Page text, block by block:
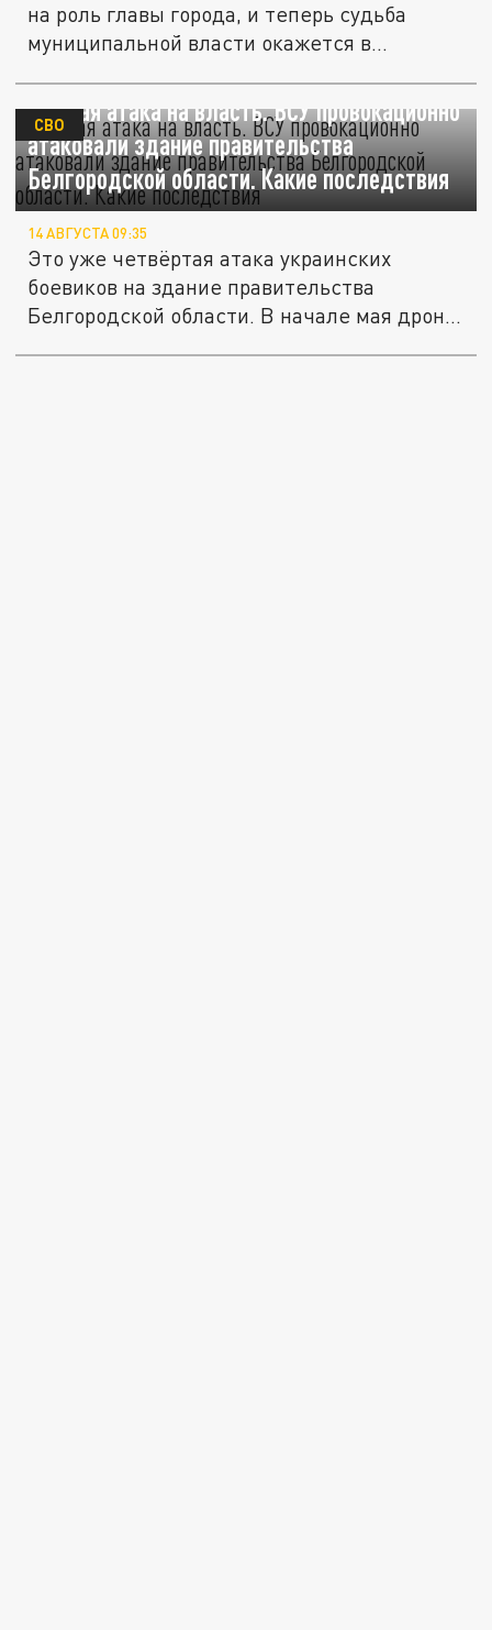
на роль главы города, и теперь судьба
муниципальной власти окажется в...
Подлая атака на власть. ВСУ провокационно
атаковали здание правительства
Белгородской области. Какие последствия
СВО
14 АВГУСТА 09:35
Это уже четвёртая атака украинских
боевиков на здание правительства
Белгородской области. В начале мая дрон...